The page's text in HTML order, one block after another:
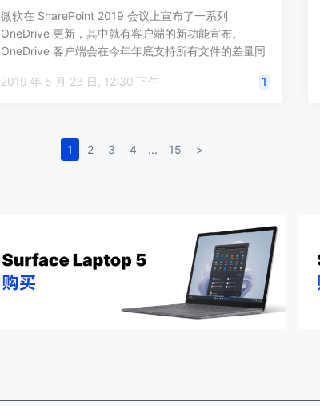
微软在 SharePoint 2019 会议上宣布了一系列
OneDrive 更新，其中就有客户端的新功能宣布。
OneDrive 客户端会在今年年底支持所有文件的差量同
2019 年 5 月 23 日, 12:30 下午
1
1 2 3 4 ... 15 >